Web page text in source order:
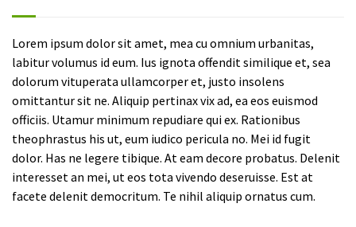
Lorem ipsum dolor sit amet, mea cu omnium urbanitas,
labitur volumus id eum. Ius ignota offendit similique et, sea
dolorum vituperata ullamcorper et, justo insolens
omittantur sit ne. Aliquip pertinax vix ad, ea eos euismod
officiis. Utamur minimum repudiare qui ex. Rationibus
theophrastus his ut, eum iudico pericula no. Mei id fugit
dolor. Has ne legere tibique. At eam decore probatus. Delenit
interesset an mei, ut eos tota vivendo deseruisse. Est at
facete delenit democritum. Te nihil aliquip ornatus cum.